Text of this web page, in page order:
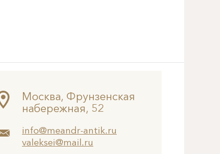
Москва, Фрунзенская
набережная, 52
info@meandr-antik.ru
valeksei@mail.ru